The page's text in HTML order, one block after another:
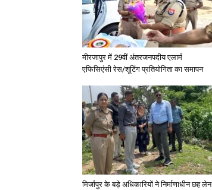
मीरजापुर में 29वीं अंतरजनपदीय एलार्म
एफिसिएंसी रेस/शूटिंग प्रतियोगिता का समापन
मिर्जापुर के बड़े अधिकारियों ने निर्माणाधीन छह लेन